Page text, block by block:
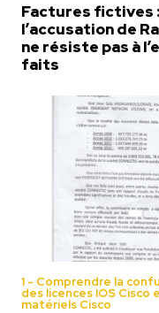
Factures fictives
l’accusation de
ne résiste pas à
faits
1 - Comprendre la
des licences IOS Cisco
matériels Cisco